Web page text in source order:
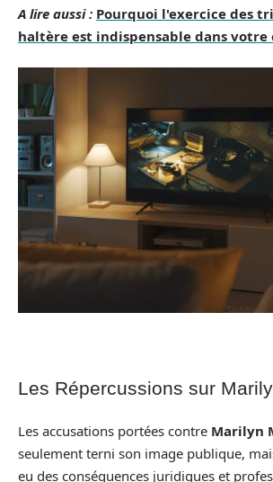
A lire aussi : Pourquoi l'exercice des
haltère est indispensable dans
Les Répercussions sur
Les accusations portées contre Marilyn
seulement terni son image publique,
eu des conséquences juridiques et